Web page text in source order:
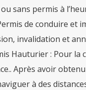
sans permis à
de conduire et
invalidation et
Hauturier : Pour la
Après avoir
à des